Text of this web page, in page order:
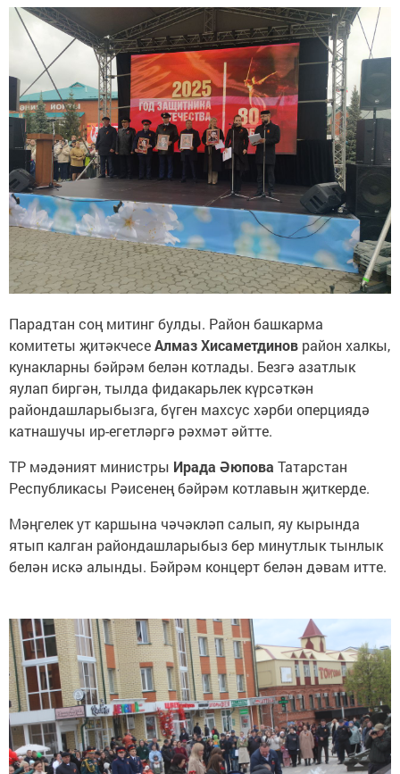
Парадтан соң митинг булды. Район башкарма
комитеты җитәкчесеАлмаз Хисаметдинов район халкы,
кунакларны бәйрәм белән котлады. Безгә азатлык
яулап биргән, тылда фидакарьлек күрсәткән
райондашларыбызга, бүген махсус хәрби оперциядә
катнашучы ир-егетләргә рәхмәт әйтте.
ТР мәдәният министры Ирада Әюпова Татарстан
Республикасы Рәисенең бәйрәм котлавын җиткерде.
Мәңгелек ут каршына чәчәкләп салып, яу кырында
ятып калган райондашларыбыз бер минутлык тынлык
белән искә алынды. Бәйрәм концерт белән дәвам итте.